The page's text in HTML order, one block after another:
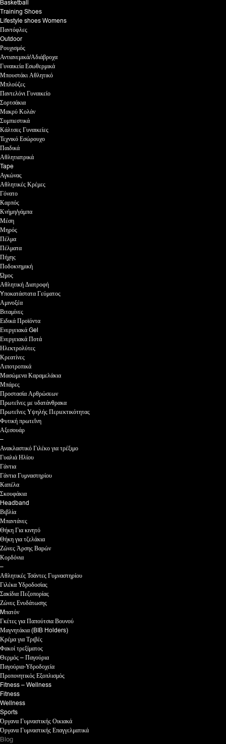
Basketball
Training Shoes
Lifestyle shoes Womens
Παντόφλες
Outdoor
Ρουχισμός
Αντιανεμικά/Αδιάβροχα
Γυναικεία Εσωθερμικά
Μπουστάκι Αθλητικό
Μπλούζες
Παντελόνι Γυναικείο
Σορτσάκια
Μακρύ Κολάν
Συμπιεστικά
Κάλτσες Γυναικείες
Τεχνικό Εσώρουχο
Παιδικά
Αθλητιατρικά
Tape
Αγκώνας
Αθλητικές Κρέμες
Γόνατο
Καρπός
Κνήμη/γάμπα
Μέση
Μηρός
Πέλμα
Πέλματα
Πήχης
Ποδοκνημική
Ώμος
Αθλητική Διατροφή
Yποκατάστατα Γεύματος
Αμινοξέα
Βιταμίνες
Ειδικά Προϊόντα
Ενεργειακά Gel
Ενεργειακά Ποτά
Ηλεκτρολύτες
Κρεατίνες
Λιποτροπικά
Μασώμενα Καραμελάκια
Μπάρες
Προστασία Αρθρώσεων
Πρωτεΐνες με υδατάνθρακα
Πρωτεΐνες Υψηλής Περιεκτικότητας
Φυτική πρωτεΐνη
Αξεσουάρ
–
Ανακλαστικό Γιλέκο για τρέξιμο
Γυαλιά Ηλίου
Γάντια
Γάντια Γυμναστηρίου
Καπέλα
Σκουφάκια
Headband
Βιβλία
Μπαντάνες
Θήκη Για κινητό
Θήκη για τζελάκια
Ζώνες Άρσης Βαρών
Κορδόνια
–
Αθλητικές Τσάντες Γυμναστηρίου
Γιλέκα Υδροδοσίας
Σακίδια Πεζοπορίας
Ζώνες Ενυδάτωσης
Mπατόν
Γκέτες για Παπούτσια Βουνού
Μαγνητάκια (BIB Holders)
Κρέμα για Τριβές
Φακοί τρεξίματος
Θερμός – Παγούρια
Παγούρια-Υδροδοχεία
Προπονητικός Εξοπλισμός
Fitness – Wellness
Fitness
Wellness
Sports
Όργανα Γυμναστικής Οικιακά
Όργανα Γυμναστικής Επαγγελματικά
Blog